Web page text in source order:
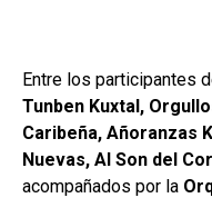
Entre los participantes
Tunben Kuxtal,
Caribeña, Añoranzas
Nuevas, Al Son del
acompañados por la